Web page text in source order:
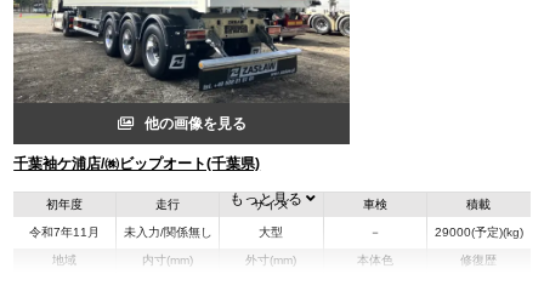
他の画像を見る
千葉袖ケ浦店/㈱ビップオート(千葉県)
初年度
令和7年11月
走行
未入力/関係無し
サイズ
大型
車検
－
積載
29000(予定)(kg)
地域 内寸(mm) 外寸(mm) 本体色 修復歴
もっと見る